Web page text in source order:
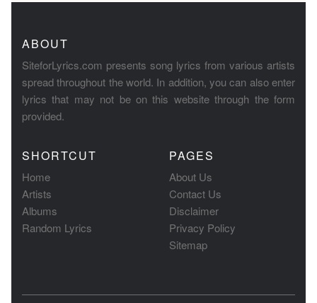
ABOUT
SiteforLyrics.com presents song lyrics from various artists
spread throughout the world. In addition, you can also enter
lyrics that may not be on this website through the form
provided.
SHORTCUT
Home
Artists
Albums
Random Lyrics
PAGES
About Us
Contact Us
Disclaimer
Privacy Policy
Sitemap